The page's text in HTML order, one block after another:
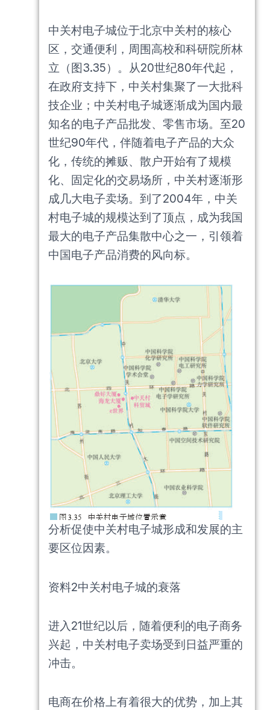
中关村电子城位于北京中关村的核心
区，交通便利，周围高校和科研院所林
立（图3.35）。从20世纪80年代起，
在政府支持下，中关村集聚了一大批科
技企业；中关村电子城逐渐成为国内最
知名的电子产品批发、零售市场。至20
世纪90年代，伴随着电子产品的大众
化，传统的摊贩、散户开始有了规模
化、固定化的交易场所，中关村逐渐形
成几大电子卖场。到了2004年，中关
村电子城的规模达到了顶点，成为我国
最大的电子产品集散中心之一，引领着
中国电子产品消费的风向标。
分析促使中关村电子城形成和发展的主
要区位因素。
资料2中关村电子城的衰落
进入21世纪以后，随着便利的电子商务
兴起，中关村电子卖场受到日益严重的
冲击。
电商在价格上有着很大的优势，加上其